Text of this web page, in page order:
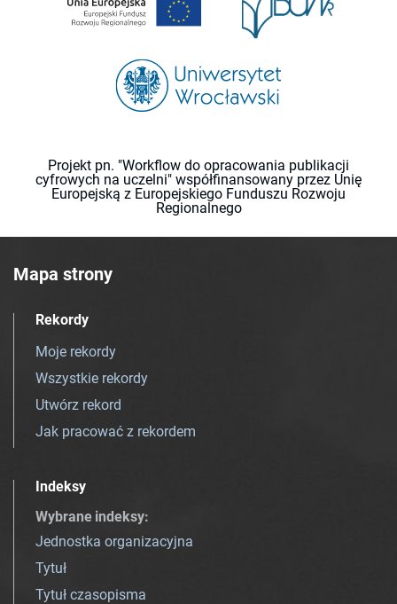
Projekt pn. "Workflow do opracowania publikacji
cyfrowych na uczelni" współfinansowany przez Unię
Europejską z Europejskiego Funduszu Rozwoju
Regionalnego
Mapa strony
Rekordy
Moje rekordy
Wszystkie rekordy
Utwórz rekord
Jak pracować z rekordem
Indeksy
Wybrane indeksy:
Jednostka organizacyjna
Tytuł
Tytuł czasopisma